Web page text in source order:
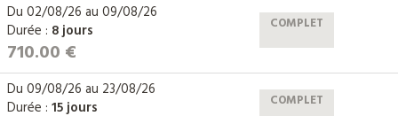
Du 02/08/26 au 09/08/26
Durée : 8 jours
710.00 €
COMPLET
Du 09/08/26 au 23/08/26
Durée : 15 jours COMPLET